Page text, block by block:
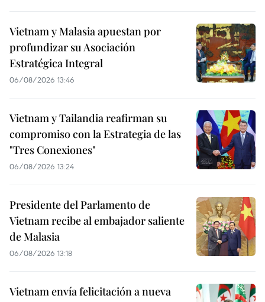
Vietnam y Malasia apuestan por
profundizar su Asociación
Estratégica Integral
06/08/2026 13:46
Vietnam y Tailandia reafirman su
compromiso con la Estrategia de las
"Tres Conexiones"
06/08/2026 13:24
Presidente del Parlamento de
Vietnam recibe al embajador saliente
de Malasia
06/08/2026 13:18
Vietnam envía felicitación a nueva